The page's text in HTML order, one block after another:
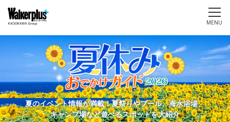
MENU
夏のイベント情報が満載！夏祭りやプール、海水浴場、
キャンプ場など遊べるスポットを大紹介